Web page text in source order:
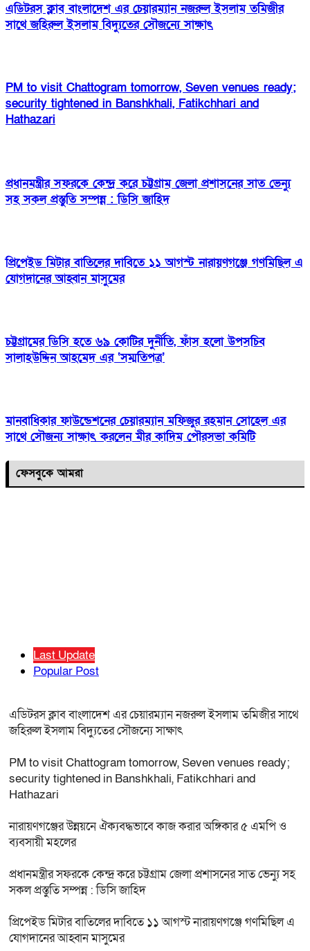
এডিটরস ক্লাব বাংলাদেশ এর চেয়ারম্যান নজরুল ইসলাম তমিজীর
সাথে জহিরুল ইসলাম বিদ্যুতের সৌজন্যে সাক্ষাৎ
PM to visit Chattogram tomorrow, Seven venues ready;
security tightened in Banshkhali, Fatikchhari and
Hathazari
প্রধানমন্ত্রীর সফরকে কেন্দ্র করে চট্টগ্রাম জেলা প্রশাসনের সাত ভেন্যু
সহ সকল প্রস্তুতি সম্পন্ন : ডিসি জাহিদ
প্রিপেইড মিটার বাতিলের দাবিতে ১১ আগস্ট নারায়ণগঞ্জে গণমিছিল এ
যোগদানের আহ্বান মাসুমের
চট্টগ্রামের ডিসি হতে ৬৯ কোটির দুর্নীতি, ফাঁস হলো উপসচিব
সালাহউদ্দিন আহমেদ এর ‘সম্মতিপত্র’
মানবাধিকার ফাউন্ডেশনের চেয়ারম্যান মফিজুর রহমান সোহেল এর
সাথে সৌজন্য সাক্ষাৎ করলেন মীর কাদিম পৌরসভা কমিটি
ফেসবুকে আমরা
Last Update
Popular Post
এডিটরস ক্লাব বাংলাদেশ এর চেয়ারম্যান নজরুল ইসলাম তমিজীর সাথে
জহিরুল ইসলাম বিদ্যুতের সৌজন্যে সাক্ষাৎ
PM to visit Chattogram tomorrow, Seven venues ready;
security tightened in Banshkhali, Fatikchhari and
Hathazari
নারায়ণগঞ্জের উন্নয়নে ঐক্যবদ্ধভাবে কাজ করার অঙ্গিকার ৫ এমপি ও
ব্যবসায়ী মহলের
প্রধানমন্ত্রীর সফরকে কেন্দ্র করে চট্টগ্রাম জেলা প্রশাসনের সাত ভেন্যু সহ
সকল প্রস্তুতি সম্পন্ন : ডিসি জাহিদ
প্রিপেইড মিটার বাতিলের দাবিতে ১১ আগস্ট নারায়ণগঞ্জে গণমিছিল এ
যোগদানের আহ্বান মাসুমের